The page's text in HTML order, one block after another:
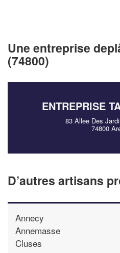
Une entreprise
(74800)
ENTREPRISE
83 Allee Des
74800
D’autres artisans
Annecy
Annemasse
Cluses